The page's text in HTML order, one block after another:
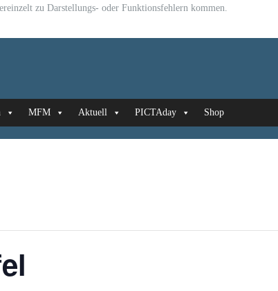
zu Darstellungs- oder Funktionsfehlern kommen.
MFM Aktuell PICTAday Shop